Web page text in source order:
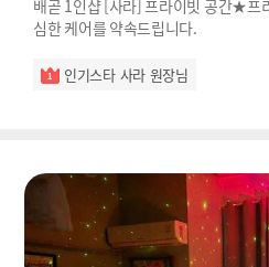
배곧 1인샵 [사라] 프라이빗 공간★프
심한 케어를 약속드립니다.
인기스타 사라 원장님